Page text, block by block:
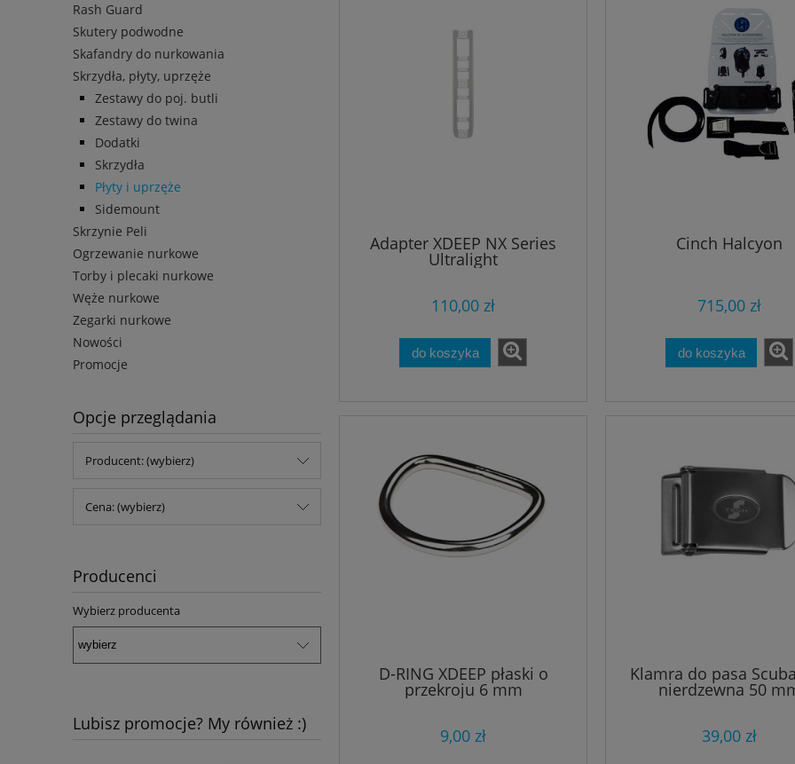
Rash Guard
Skutery podwodne
Skafandry do nurkowania
Skrzydła, płyty, uprzęże
Zestawy do poj. butli
Zestawy do twina
Dodatki
Skrzydła
Płyty i uprzęże
Sidemount
Skrzynie Peli
Ogrzewanie nurkowe
Torby i plecaki nurkowe
Węże nurkowe
Zegarki nurkowe
Nowości
Promocje
Opcje przeglądania
Producent: (wybierz)
Cena: (wybierz)
Producenci
Wybierz producenta
Lubisz promocje? My również :)
Adapter XDEEP NX Series
Ultralight
110,00 zł
do koszyka
Cinch Halcyon
715,00 zł
do koszyka
D-RING XDEEP płaski o
przekroju 6 mm
9,00 zł
Klamra do pasa
nierdzewna 50
39,00 zł